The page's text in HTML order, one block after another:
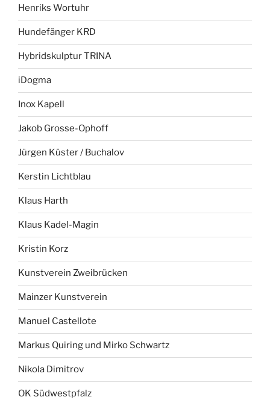
Henriks Wortuhr
Hundefänger KRD
Hybridskulptur TRINA
iDogma
Inox Kapell
Jakob Grosse-Ophoff
Jürgen Küster / Buchalov
Kerstin Lichtblau
Klaus Harth
Klaus Kadel-Magin
Kristin Korz
Kunstverein Zweibrücken
Mainzer Kunstverein
Manuel Castellote
Markus Quiring und Mirko Schwartz
Nikola Dimitrov
OK Südwestpfalz